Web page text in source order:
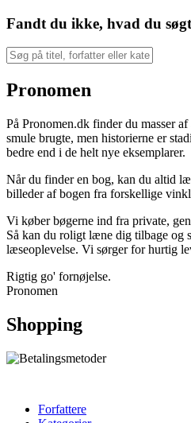
Fandt du ikke, hvad du
Pronomen
På Pronomen.dk finder du masser
smule brugte, men historierne er
bedre end i de helt nye eksemplarer.
Når du finder en bog, kan du altid
billeder af bogen fra forskellige
Vi køber bøgerne ind fra private,
Så kan du roligt læne dig tilbage og
læseoplevelse. Vi sørger for hurtig
Rigtig go' fornøjelse.
Pronomen
Shopping
Forfattere